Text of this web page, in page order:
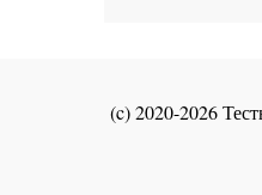
(c) 2020-2026